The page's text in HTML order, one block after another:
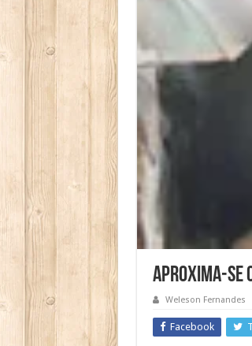
Aproxima-se
Weleson Fernandes
Facebook